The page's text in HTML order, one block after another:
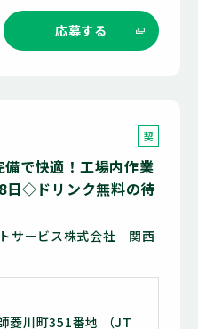
応募する
契
社
員
で快適！工場内作業
◇ドリンク無料の待
サービス株式会社 関西
菱川町351番地 （JT